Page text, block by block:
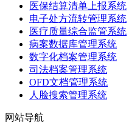
医保结算清单上报系统
电子处方流转管理系统
医疗质量综合监管系统
病案数据库管理系统
数字化档案管理系统
司法档案管理系统
OFD文档管理系统
人脸搜索管理系统
网站导航